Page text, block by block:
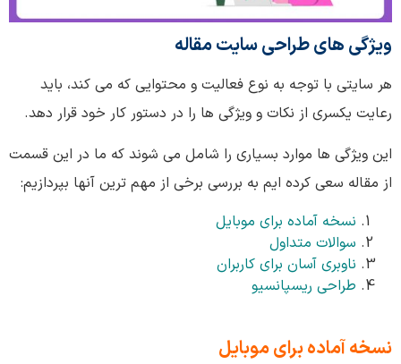
ویژگی های طراحی سایت مقاله
هر سایتی با توجه به نوع فعالیت و محتوایی که می کند، باید
رعایت یکسری از نکات و ویژگی ها را در دستور کار خود قرار دهد.
این ویژگی ها موارد بسیاری را شامل می شوند که ما در این قسمت
از مقاله سعی کرده ایم به بررسی برخی از مهم ترین آنها بپردازیم:
نسخه آماده برای موبایل
سوالات متداول
ناوبری آسان برای کاربران
طراحی ریسپانسیو
نسخه آماده برای موبایل